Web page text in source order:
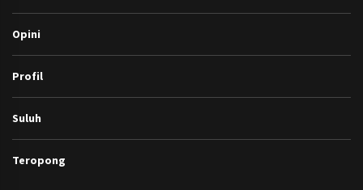
Opini
Profil
Suluh
Teropong